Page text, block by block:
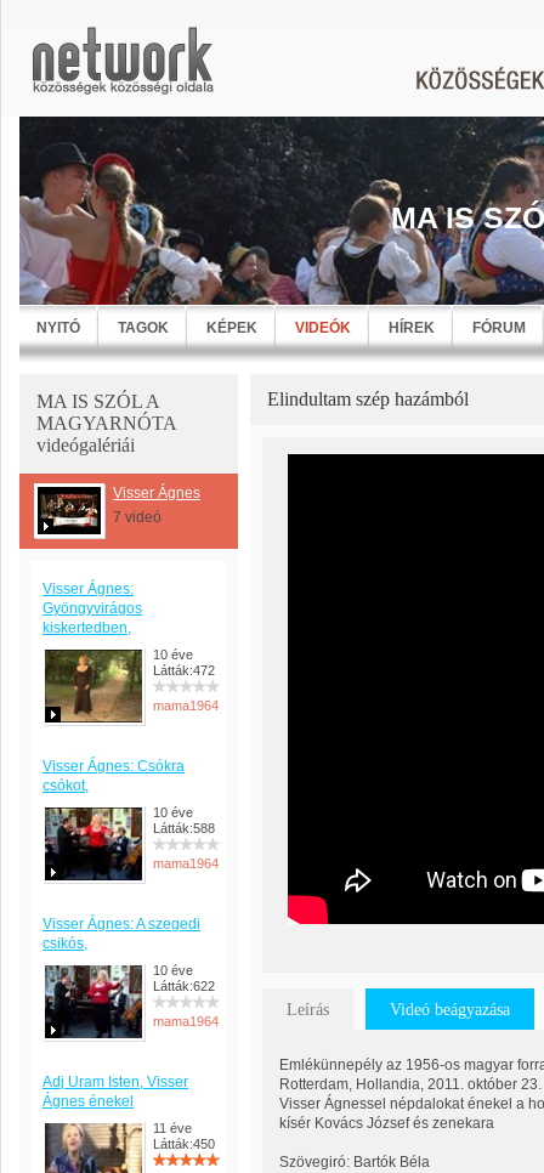
MA IS
NYITÓ TAGOK KÉPEK VIDEÓK HÍREK FÓRUM
MA IS SZÓL A
MAGYARNÓTA
videógalériái
Visser Ágnes
7 videó
Visser Ágnes:
Gyöngyvirágos
kiskertedben,
10 éve
Látták:472
mama1964
Visser Ágnes: Csókra
csókot,
10 éve
Látták:588
mama1964
Visser Ágnes: A szegedi
csikós,
10 éve
Látták:622
mama1964
Adj Uram Isten, Visser
Ágnes énekel
11 éve
Látták:450
Elindultam szép hazámból
Leírás Videó beágyazása
Emlékünnepély az 1956-os magyar
Rotterdam, Hollandia, 2011. október 23.
Visser Ágnessel népdalokat énekel a
kísér Kovács József és zenekara
Szövegiró: Bartók Béla